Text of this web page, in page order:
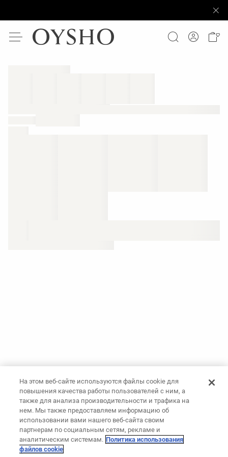
На этом веб-сайте используются файлы cookie для
повышения качества работы пользователей с ним, а
также для анализа производительности и трафика на
нем. Мы также предоставляем информацию об
использовании вами нашего веб-сайта своим
партнерам по социальным сетям, рекламе и
аналитическим системам. Политика использования
файлов cookie